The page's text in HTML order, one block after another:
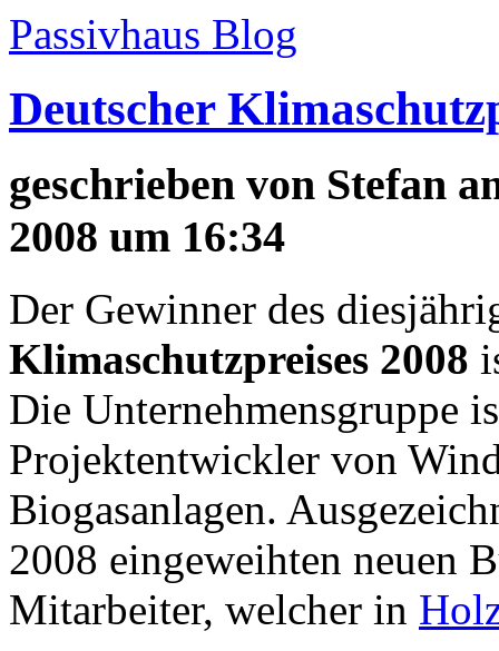
Passivhaus Blog
Deutscher
geschrieben von Stefan
2008 um 16:34
Der Gewinner des
Klimaschutzpreises 2008
Die Unternehmensgruppe
Projektentwickler von
Biogasanlagen.
2008 eingeweihten neuen
Mitarbeiter, welcher in